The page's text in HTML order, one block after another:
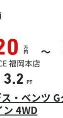
・ベンツ
ン 4WD
万
円 ～
福岡本店
3.2 PT